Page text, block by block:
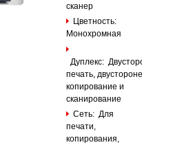
сканер
Цветность:
Монохромная
Дуплекс: Двусторонняя
печать, двусторонее
копирование и
сканирование
Сеть: Для
печати,
копирования,